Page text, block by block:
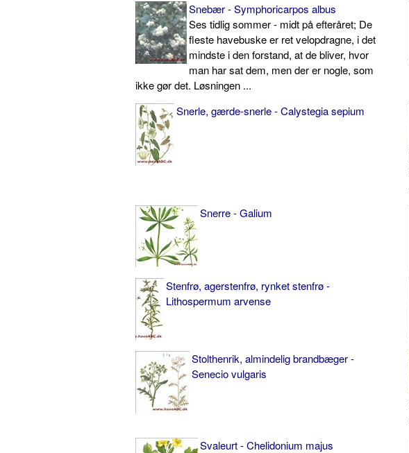
Snebær - Symphoricarpos albus
Ses tidlig sommer - midt på efteråret; De
fleste havebuske er ret velopdragne, i det
mindste i den forstand, at de bliver, hvor
man har sat dem, men der er nogle, som
ikke gør det. Løsningen ...
Snerle, gærde-snerle - Calystegia sepium
Snerre - Galium
Stenfrø, agerstenfrø, rynket stenfrø -
Lithospermum arvense
Stolthenrik, almindelig brandbæger -
Senecio vulgaris
Svaleurt - Chelidonium majus